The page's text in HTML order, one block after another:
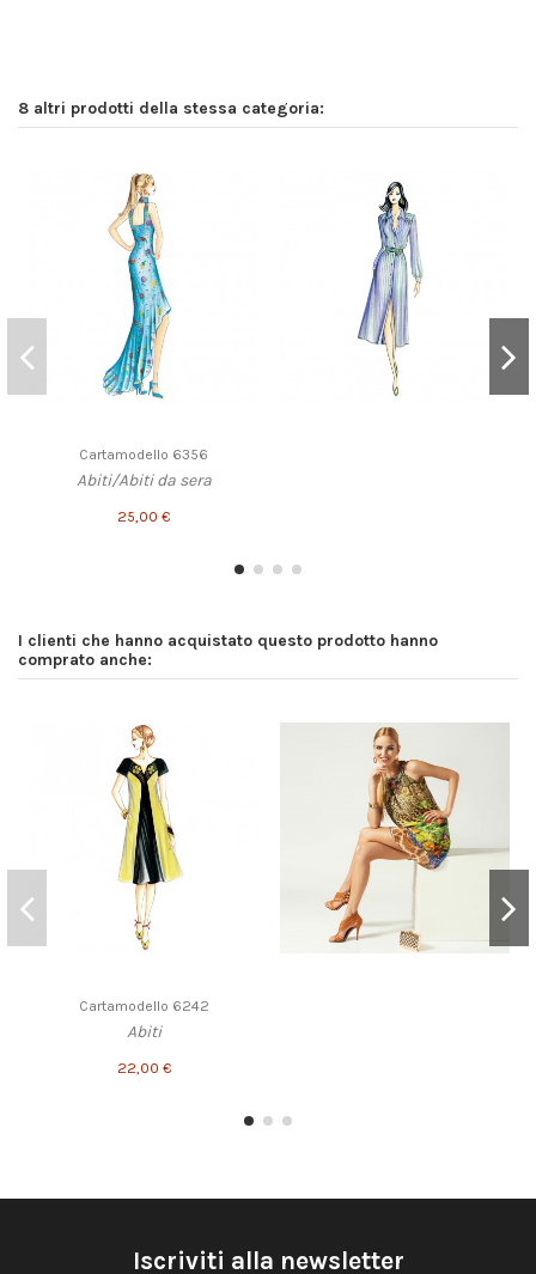
8 altri prodotti della stessa categoria:
Cartamodello 6356
Abiti/Abiti da sera
25,00 €
I clienti che hanno acquistato questo prodotto hanno
comprato anche:
Cartamodello 6242
Abiti
22,00 €
Iscriviti alla newsletter